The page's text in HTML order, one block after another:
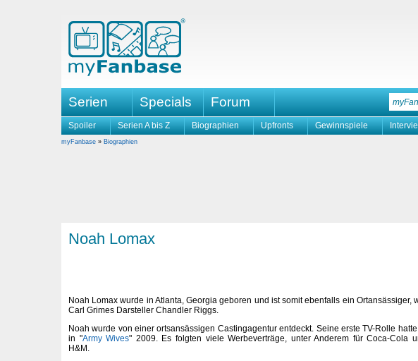
Serien Specials Forum
Spoiler Serien A bis Z Biographien Upfronts Gewinnspiele
myFanbase » Biographien
Noah Lomax
Noah Lomax wurde in Atlanta, Georgia geboren und ist somit ebenfalls ein Ortansässiger,
Carl Grimes Darsteller Chandler Riggs.
Noah wurde von einer ortsansässigen Castingagentur entdeckt. Seine erste TV-Rolle
in "Army Wives" 2009. Es folgten viele Werbeverträge, unter Anderem für Coca-Cola
H&M.